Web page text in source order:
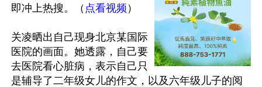
即冲上热搜。（ 点看视频 ）
关凌晒出自己现身北京某国际
医院的画面。她透露，自己要
去医院看心脏病，表示自己只
是辅导了二年级女儿的作文，以及六年级儿子的阅